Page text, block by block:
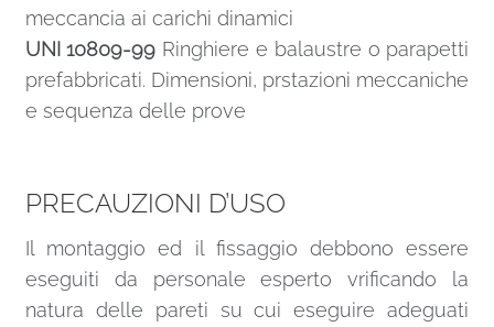
meccancia ai carichi dinamici
UNI 10809-99 Ringhiere e balaustre o parapetti
prefabbricati. Dimensioni, prstazioni meccaniche
e sequenza delle prove
PRECAUZIONI D’USO
Il montaggio ed il fissaggio debbono essere
eseguiti da personale esperto vrificando la
natura delle pareti su cui eseguire adeguati